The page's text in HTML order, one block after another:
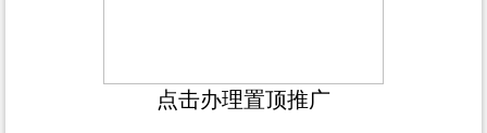
点击办理置顶推广